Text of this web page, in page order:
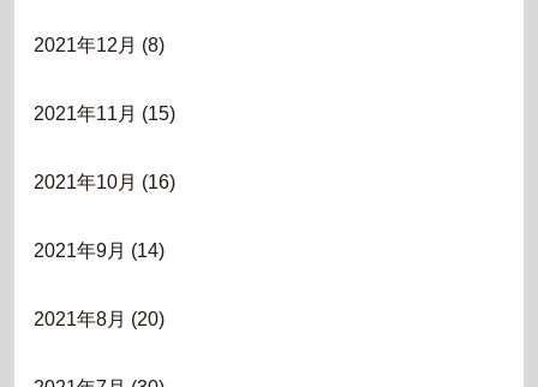
2021年12月 (8)
2021年11月 (15)
2021年10月 (16)
2021年9月 (14)
2021年8月 (20)